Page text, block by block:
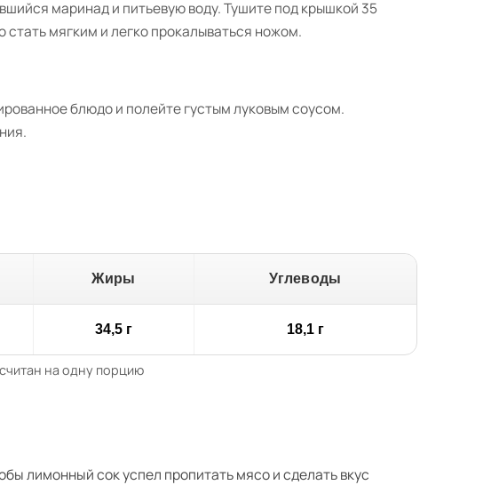
маринад и питьевую воду. Тушите под крышкой 35
мягким и легко прокалываться ножом.
блюдо и полейте густым луковым соусом.
Жиры Углеводы
34,5 г 18,1 г
на одну порцию
лимонный сок успел пропитать мясо и сделать вкус